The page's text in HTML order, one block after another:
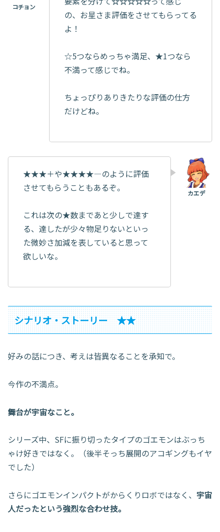
の、お星さま評価をさせてもらってる
よ！
☆5つならめっちゃ満足、★1つなら
不満って感じでね。
ちょっぴりありきたりな評価の仕方
だけどね。
★★★＋や★★★★―のように評価
させてもらうこともあるぞ。
これは次の★数まであと少しで達す
る、達したが少々物足りないといっ
た微妙さ加減を表していると思って
欲しいな。
シナリオ・ストーリー ★★
好みの話につき、考えは皆異なることを承知で。
今作の不満点。
舞台が宇宙なこと。
シリーズ中、SFに振り切ったタイプのゴエモンはぶっち
ゃけ好きではなく。（後半そっち展開のアコギングもイヤ
でした）
さらにゴエモンインパクトがからくりロボではなく、 宇宙
人だったという強烈な合わせ技。